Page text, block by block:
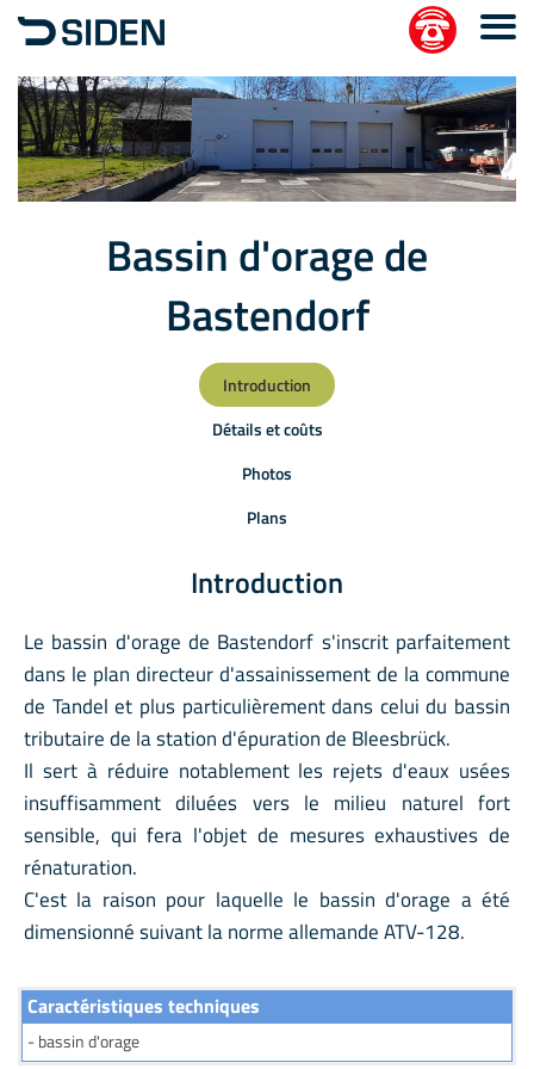
Bassin d'orage de
Bastendorf
Introduction
Détails et coûts
Photos
Plans
Introduction
Le bassin d'orage de Bastendorf s'inscrit parfaitement
dans le plan directeur d'assainissement de la commune
de Tandel et plus particulièrement dans celui du bassin
tributaire de la station d'épuration de Bleesbrück.
Il sert à réduire notablement les rejets d'eaux usées
insuffisamment diluées vers le milieu naturel fort
sensible, qui fera l'objet de mesures exhaustives de
rénaturation.
C'est la raison pour laquelle le bassin d'orage a été
dimensionné suivant la norme allemande ATV-128.
Caractéristiques techniques
- bassin d'orage